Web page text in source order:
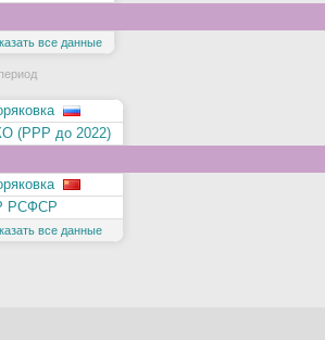
все данные
(РРР до 2022)
РСФСР
все данные